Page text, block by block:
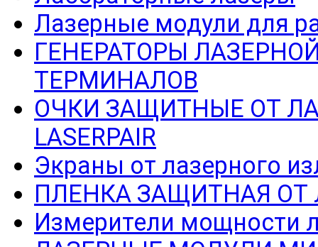
Лазерные модули для
ГЕНЕРАТОРЫ
ТЕРМИНАЛОВ
ОЧКИ ЗАЩИТНЫЕ ОТ
LASERPAIR
Экраны от лазерного
ПЛЕНКА ЗАЩИТНАЯ ОТ
Измерители мощности